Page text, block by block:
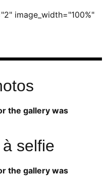
image_width="100%"
the gallery was
selfie
the gallery was